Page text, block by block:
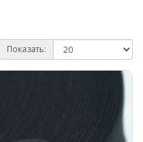
Показать: